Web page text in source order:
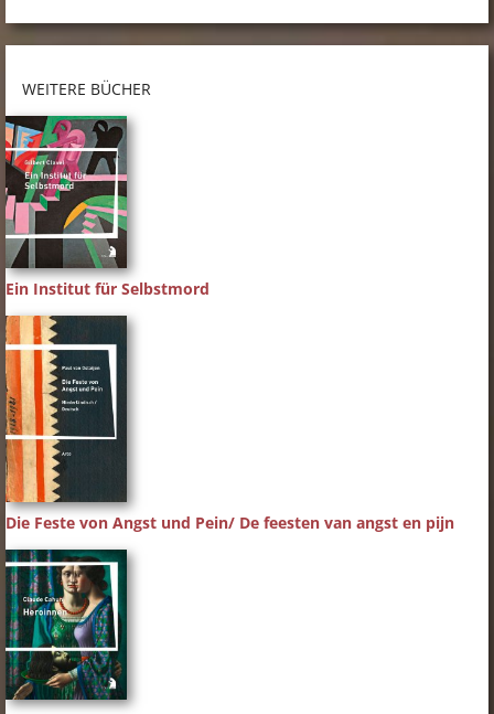
WEITERE BÜCHER
Ein Institut für Selbstmord
Die Feste von Angst und Pein/ De feesten van angst en pijn